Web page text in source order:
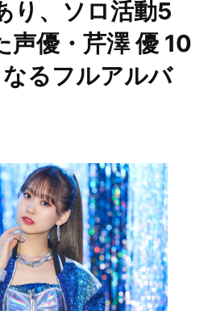
り、ソロ活動5
声優・芹澤 優 10
るフルアルバ